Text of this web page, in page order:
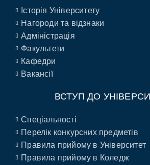
Історія Університету
Нагороди та відзнаки
Адміністрація
Факультети
Кафедри
Вакансії
ВСТУП ДО
Спеціальності
Перелік конкурсних предметів
Правила прийому в Університет
Правила прийому в Коледж